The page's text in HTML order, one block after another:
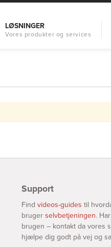
LØSNINGER
Support
Find videos-guides til
bruger selvbetjeningen.
brugen – kontakt da vores
hjælpe dig godt på vej og